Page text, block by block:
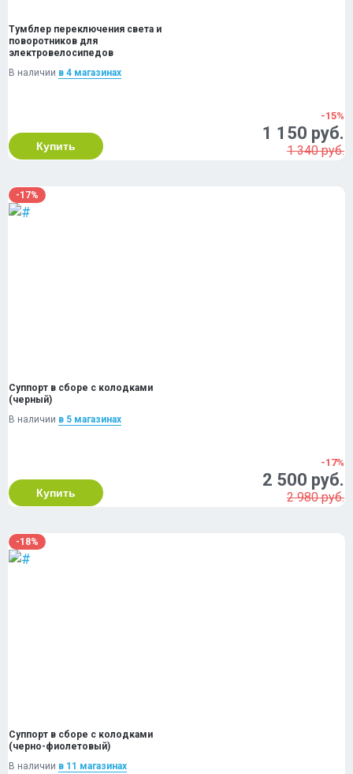
Тумблер переключения света и
поворотников для
электровелосипедов
В наличии в 4 магазинах
Купить
-15%
1 150 руб.
1 340 руб.
-17%
Суппорт в сборе с колодками
(черный)
В наличии в 5 магазинах
Купить
-17%
2 500 руб.
2 980 руб.
-18%
Суппорт в сборе с колодками
(черно-фиолетовый)
В наличии в 11 магазинах